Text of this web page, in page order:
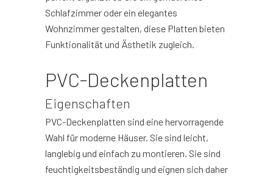
Schlafzimmer oder ein elegantes
Wohnzimmer gestalten, diese Platten bieten
Funktionalität und Ästhetik zugleich.
PVC-Deckenplatten
Eigenschaften
PVC-Deckenplatten sind eine hervorragende
Wahl für moderne Häuser. Sie sind leicht,
langlebig und einfach zu montieren. Sie sind
feuchtigkeitsbeständig und eignen sich daher